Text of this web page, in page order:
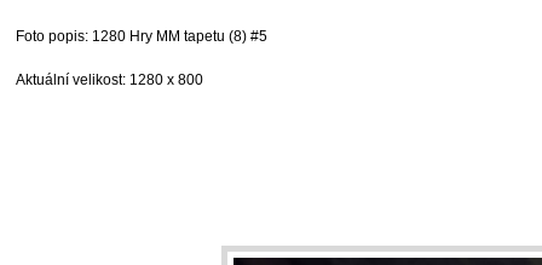
Foto popis: 1280 Hry MM tapetu (8) #5
Aktuální velikost: 1280 x 800